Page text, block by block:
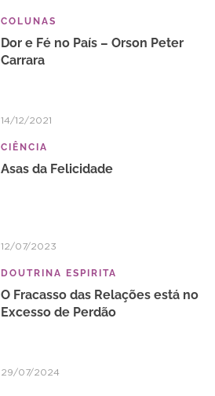
COLUNAS
Dor e Fé no País – Orson Peter
Carrara
14/12/2021
CIÊNCIA
Asas da Felicidade
12/07/2023
DOUTRINA ESPIRITA
O Fracasso das Relações está no
Excesso de Perdão
29/07/2024